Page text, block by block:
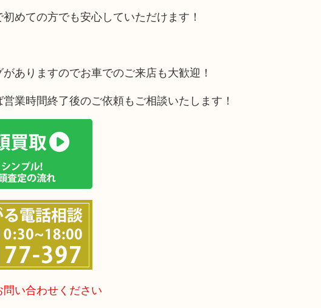
めての方でも安心していただけます！
ありますのでお車でのご来店も大歓迎！
業時間終了後のご依頼もご相談いたします！
問い合わせください